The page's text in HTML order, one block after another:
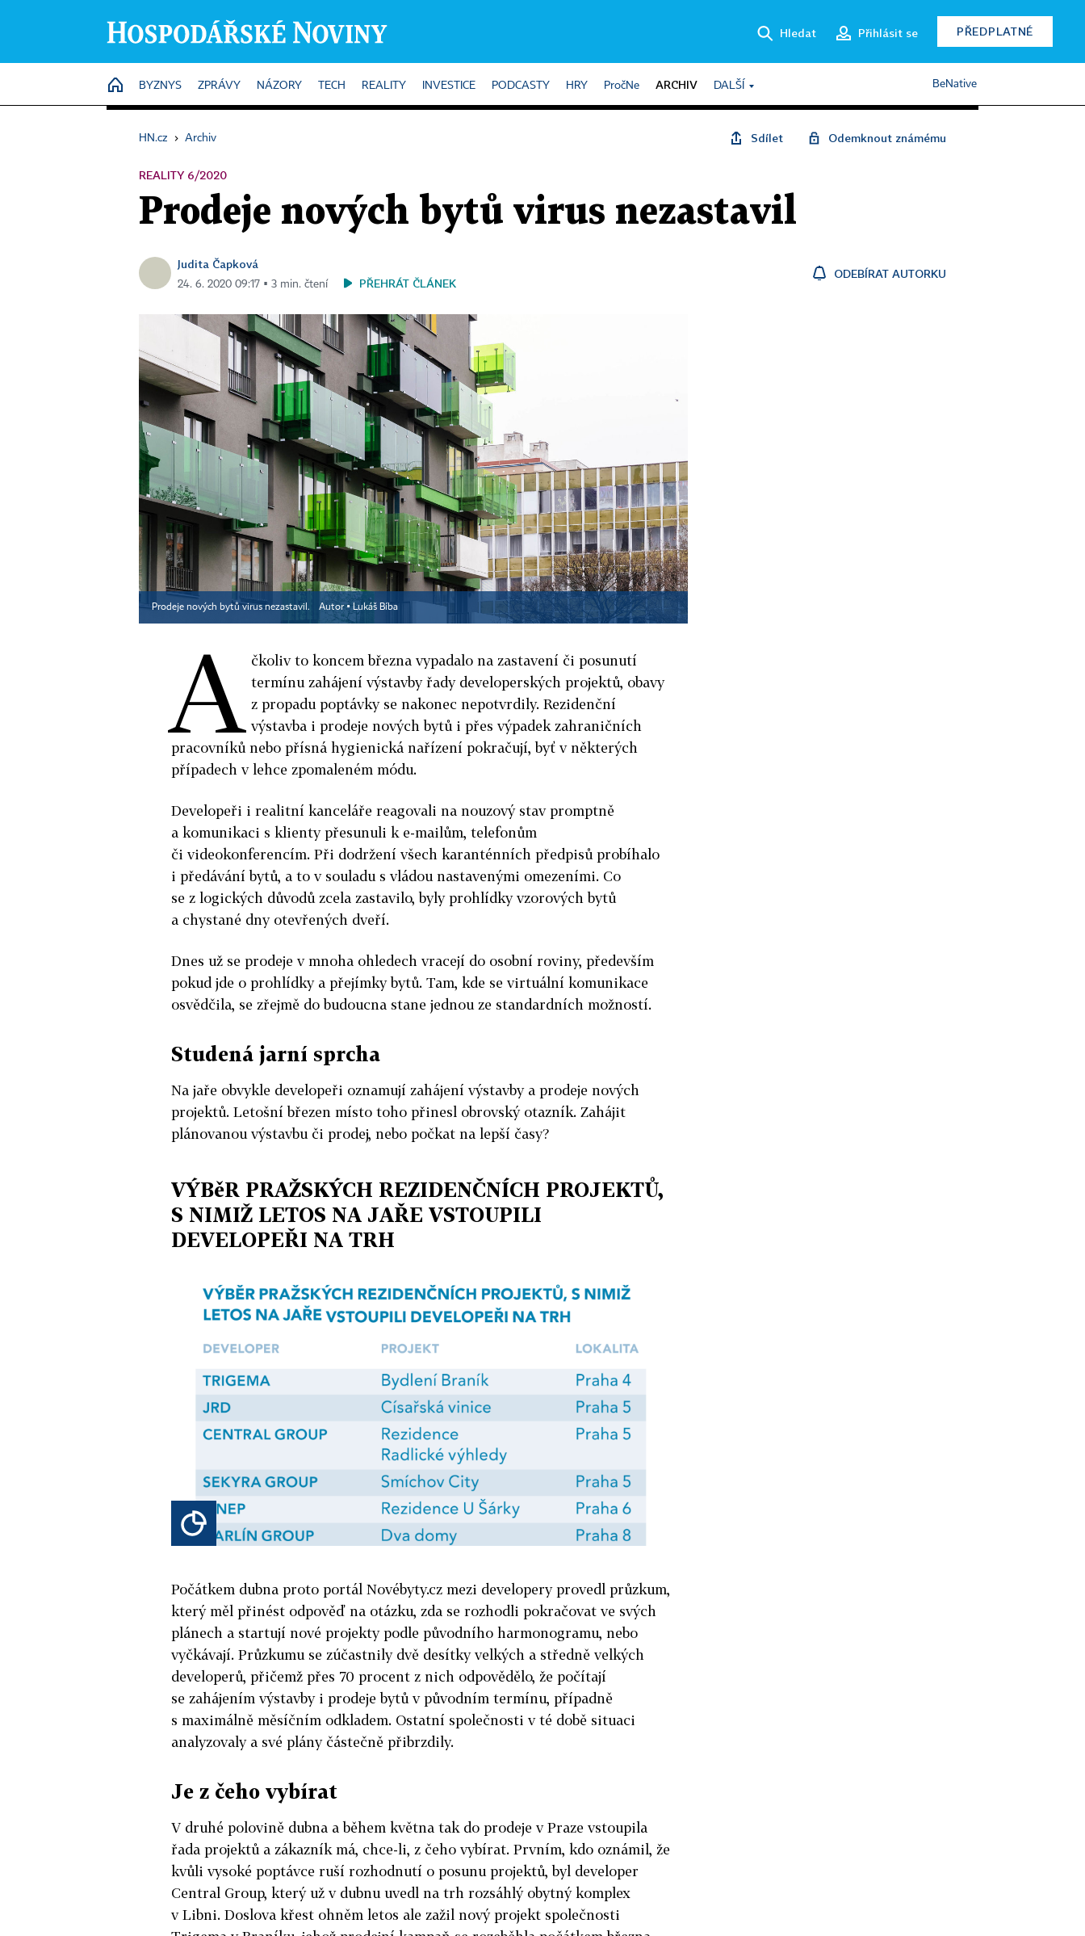
Hledat Přihlásit se PŘEDPLATNÉ
HOME
BYZNYS ZPRÁVY NÁZORY TECH REALITY INVESTICE PODCASTY HRY PročNe ARCHIV DALŠÍ BeNative
HN.cz › Archiv Sdílet Odemknout známému
REALITY 6/2020
Prodeje nových bytů virus nezastavil
Judita Čapková
24. 6. 2020 09:17 ▪ 3 min. čtení PŘEHRÁT ČLÁNEK
ODEBÍRAT AUTORKU
Prodeje nových bytů virus nezastavil. Autor ▪Lukáš Bíba
A čkoliv to koncem března vypadalo na zastavení či posunutí
termínu zahájení výstavby řady developerských projektů, obavy
z propadu poptávky se nakonec nepotvrdily. Rezidenční
výstavba i prodeje nových bytů i přes výpadek zahraničních
pracovníků nebo přísná hygienická nařízení pokračují, byť v některých
případech v lehce zpomaleném módu.
Developeři i realitní kanceláře reagovali na nouzový stav ­promptně
a komunikaci s klienty přesunuli k e-mailům, telefonům
či videokonferencím. Při dodržení všech karanténních předpisů probíhalo
i předávání bytů, a to v souladu s vládou nastavenými omezeními. Co
se z logických důvodů zcela zastavilo, byly prohlídky vzorových bytů
a chystané dny otevřených dveří.
Dnes už se prodeje v mnoha ohledech vracejí do osobní roviny, především
pokud jde o prohlídky a přejímky bytů. Tam, kde se virtuální komunikace
osvědčila, se zřejmě do budoucna stane jednou ze standardních možností.
Studená jarní sprcha
Na jaře obvykle developeři oznamují zahájení výstavby a prodeje nových
projektů. Letošní březen místo toho přinesl obrovský otazník. Zahájit
plánovanou výstavbu či prodej, nebo počkat na lepší časy?
VÝBěR PRAŽSKÝCH REZIDENČNÍCH PROJEKTŮ,
S NIMIŽ LETOS NA JAŘE VSTOUPILI
DEVELOPEŘI NA TRH
Počátkem dubna proto portál Novébyty.cz mezi developery provedl průzkum,
který měl přinést odpověď na otázku, zda se rozhodli pokračovat ve svých
plánech a startují nové projekty podle původního harmonogramu, nebo
vyčkávají. Průzkumu se zúčastnily dvě desítky velkých a středně velkých
developerů, přičemž přes 70 procent z nich odpovědělo, že počítají
se zahájením výstavby i prodeje bytů v původním termínu, případně
s maximálně měsíčním odkladem. Ostatní společnosti v té době situa­ci
analyzovaly a své plány částečně přibrzdily.
Je z čeho vybírat
V druhé polovině dubna a během května tak do prodeje v Praze vstoupila
řada projektů a zákazník má, chce-li, z čeho vybírat. Prvním, kdo oznámil, že
kvůli vysoké poptávce ruší rozhodnutí o posunu projektů, byl developer
Central Group, který už v dubnu uvedl na trh rozsáhlý obytný komplex
v Libni. Doslova křest ohněm letos ale zažil nový projekt společnosti